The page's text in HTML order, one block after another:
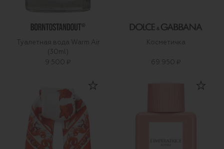
Туалетная вода Warm Air
(30ml)
9 500 ₽
Косметичка
69 950 ₽